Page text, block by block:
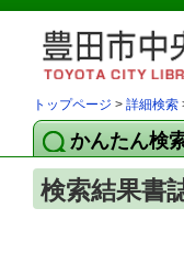
トップページ > 詳細検索
かんたん検
検索結果書